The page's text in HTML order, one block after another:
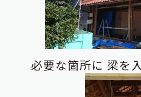
必要な箇所に 梁を